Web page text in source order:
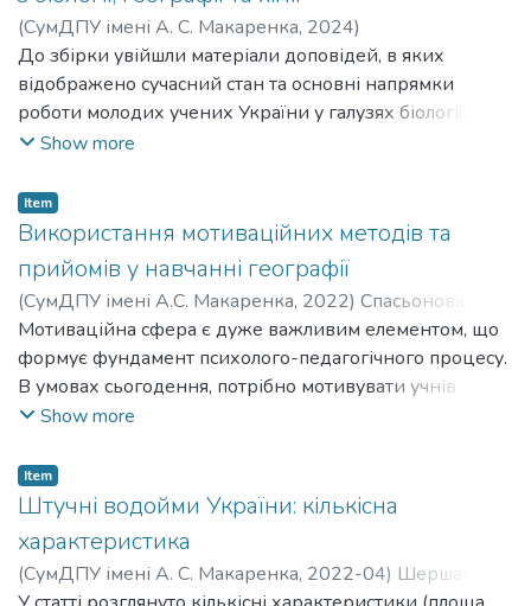
(глобального) масштабу й достатньо швидкими
темпами прогресують. Це викликає практичні потреби
в дослідженні всіх причин, що зумовлюють дані
проблеми, аналізі їх розвитку задля встановлення
ефективних шляхів вирішення та подальшого
(СумДПУ імені А. С. Макаренка, 2024)
До збірки увійшли матеріали доповідей, в яких
відображено сучасний стан та основні напрямки
роботи молодих учених України у галузях біології,
якості довкілля, здоров’я населення, географії та
Show more
Item
Використання мотиваційних методів та
прийомів у навчанні географії
(CумДПУ імені А.С. Макаренка, 2022) Спасьонова
Софія Олександрівна;Spasonova Sophia Oleksandrivna
Мотиваційна сфера є дуже важливим елементом, що
формує фундамент психолого-педагогічного процесу.
В умовах сьогодення, потрібно мотивувати учнів
відволікатися хоч на мить від проблем та
«перемикатися», та вивчати природні і суспільні
закономірності, які є головними завданнями курсу
наголошувати, на те, що знання – це наша зброя, а у
цієї зброї велика сила, тоді в учнів підвищиться
Show more
Item
Штучні водойми України: кількісна
характеристика
(СумДПУ імені А. С. Макаренка, 2022-04) Шершак